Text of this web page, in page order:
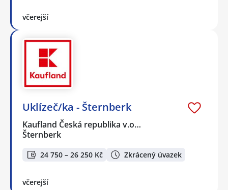
včerejší
Uklízeč/ka - Šternberk
Kaufland Česká republika v.o…
Šternberk
24 750 – 26 250 Kč Zkrácený úvazek
včerejší